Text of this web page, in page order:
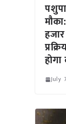
होगा
July